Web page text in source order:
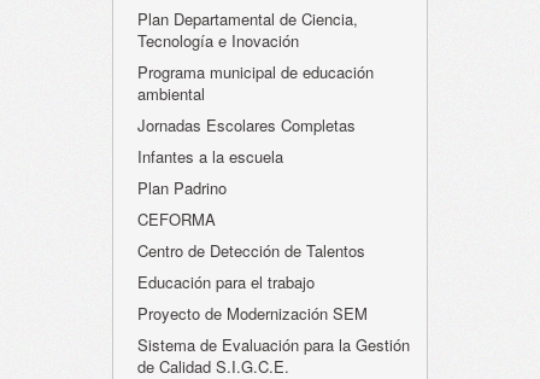
Plan Departamental de Ciencia,
Tecnología e Inovación
Programa municipal de educación
ambiental
Jornadas Escolares Completas
Infantes a la escuela
Plan Padrino
CEFORMA
Centro de Detección de Talentos
Educación para el trabajo
Proyecto de Modernización SEM
Sistema de Evaluación para la Gestión
de Calidad S.I.G.C.E.